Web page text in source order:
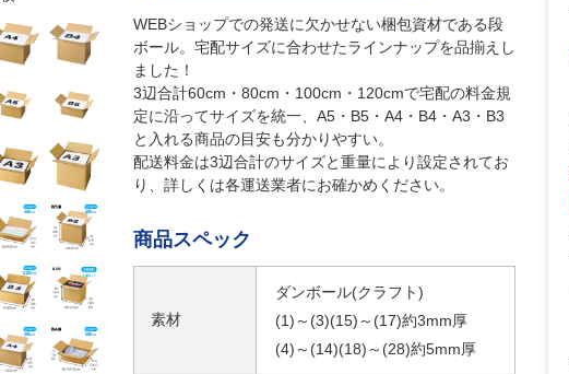
WEBショップでの発送に欠かせない梱包資材である段
ボール。宅配サイズに合わせたラインナップを品揃えし
ました！
3辺合計60cm・80cm・100cm・120cmで宅配の料金規
定に沿ってサイズを統一、A5・B5・A4・B4・A3・B3
と入れる商品の目安も分かりやすい。
配送料金は3辺合計のサイズと重量により設定されてお
り、詳しくは各運送業者にお確かめください。
商品スペック
素材
ダンボール(クラフト)
(1)～(3)(15)～(17)約3mm厚
(4)～(14)(18)～(28)約5mm厚